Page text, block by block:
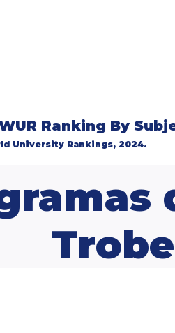
Ranking By
University Rankings, 2024.